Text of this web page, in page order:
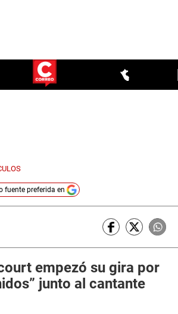
fuente preferida en
empezó su gira por
junto al cantante